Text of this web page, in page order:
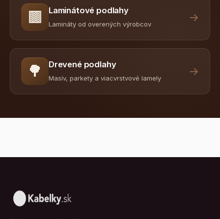
🟫 Laminátové podlahy
Lamináty od overených výrobcov
→
🌳 Drevené podlahy
Masív, parkety a viacvrstvové lamely
→